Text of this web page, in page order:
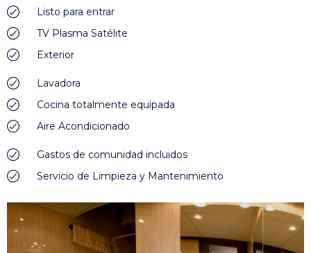
Listo para entrar
TV Plasma Satélite
Exterior
Lavadora
Cocina totalmente equipada
Aire Acondicionado
Gastos de comunidad incluidos
Servicio de Limpieza y Mantenimiento